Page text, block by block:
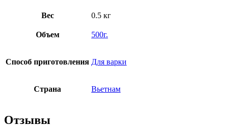
Вес 0.5 кг
Объем 500г.
Способ приготовления Для варки
Страна Вьетнам
Отзывы